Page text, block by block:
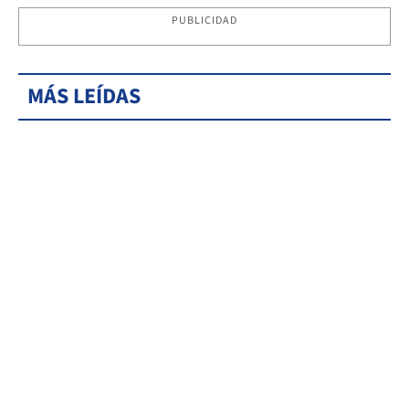
PUBLICIDAD
MÁS LEÍDAS